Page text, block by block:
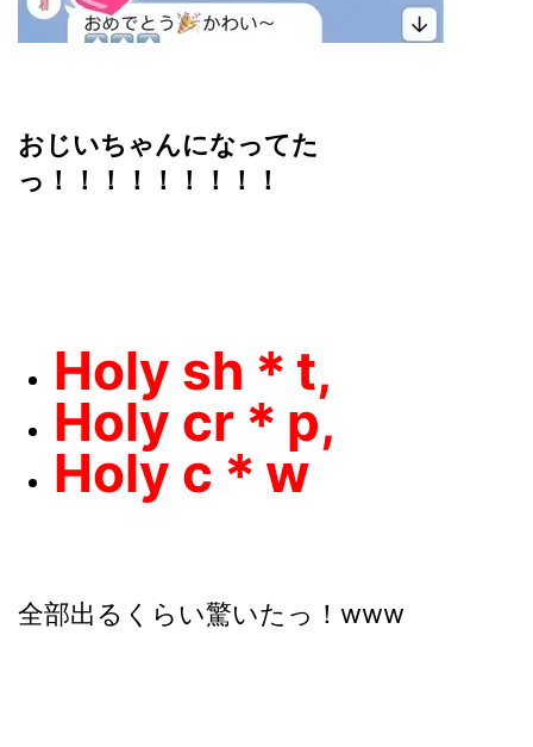
おじいちゃんになってた
っ！！！！！！！！！
Holy sh＊t,
Holy cr＊p,
Holy c＊w
全部出るくらい驚いたっ！www